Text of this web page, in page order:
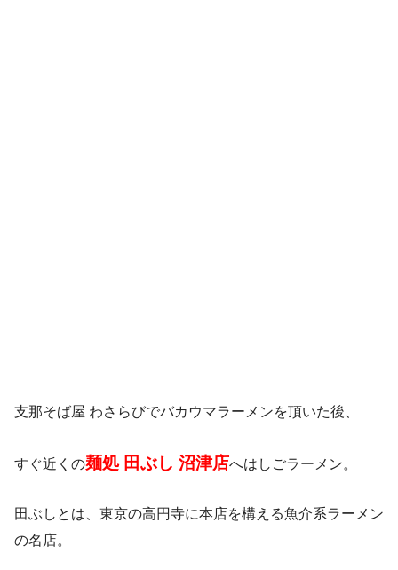
支那そば屋 わさらびでバカウマラーメンを頂いた後、
すぐ近くの麺処 田ぶし 沼津店へはしごラーメン。
田ぶしとは、東京の高円寺に本店を構える魚介系ラーメン
の名店。